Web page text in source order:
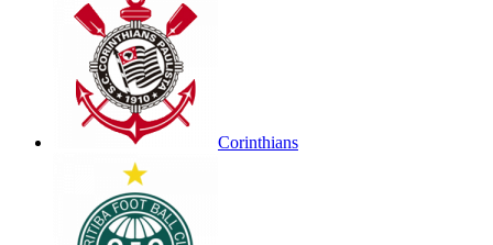
Corinthians